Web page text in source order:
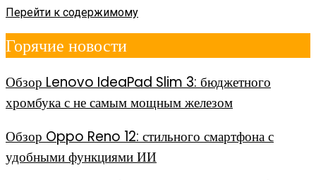
Перейти к содержимому
Горячие новости
Обзор Lenovo IdeaPad Slim 3: бюджетного
хромбука с не самым мощным железом
Обзор Oppo Reno 12: стильного смартфона с
удобными функциями ИИ